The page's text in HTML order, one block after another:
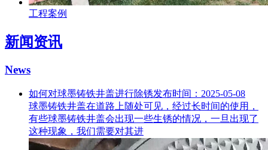
工程案例
新闻资讯
News
如何对球墨铸铁井盖进行除锈发布时间：2025-05-08
球墨铸铁井盖在道路上随处可见，经过长时间的使用，
有些球墨铸铁井盖会出现一些生锈的情况，一旦出现了
这种现象，我们需要对其进